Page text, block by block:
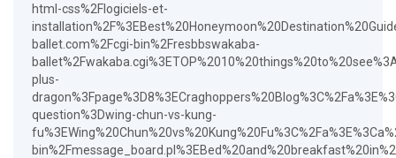
html-css%2Flogiciels-et-
ballet.com%2Fcgi-bin%2Fresbbswakaba-
plus-
question%3Dwing-chun-vs-kung-